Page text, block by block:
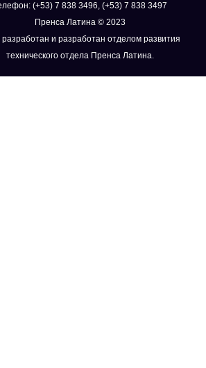
(+53) 7 838 3496, (+53) 7 838 3497
Пренса Латина © 2023
и разработан отделом развития
технического отдела Пренса Латина.